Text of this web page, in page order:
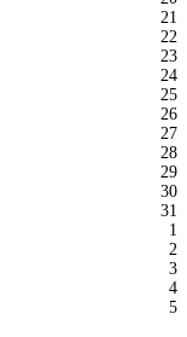
21
22
23
24
25
26
27
28
29
30
31
1
2
3
4
5